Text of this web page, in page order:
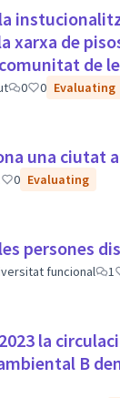
xarxa de
de
mentals.
0 0 Evaluating
una ciutat
0 Evaluating
persones
funcional 1
la
B